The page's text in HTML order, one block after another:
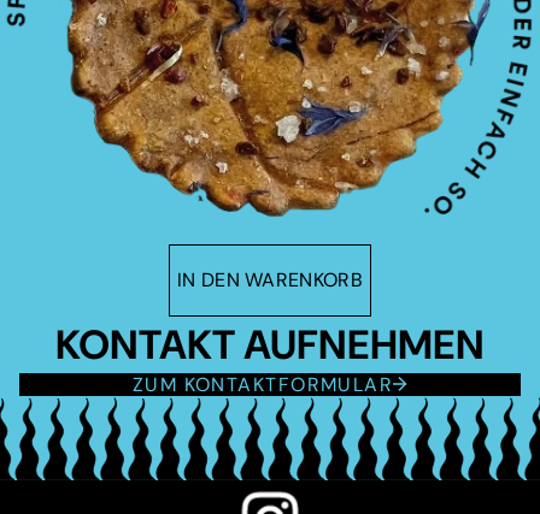
IN DEN WARENKORB
KONTAKT AUFNEHMEN
ZUM KONTAKTFORMULAR